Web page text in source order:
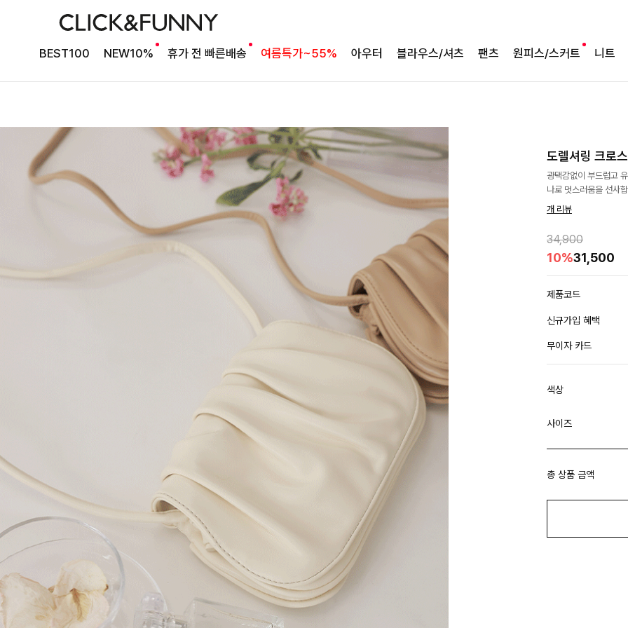
BEST100 NEW10% 휴가 전 빠른배송 여름특가~55% 아우터 블라우스/셔츠 팬츠 원피스/스커트 니트
도렐셔링 크로
광택감없이 부드럽고
나로 멋스러움을 선사
개 리뷰
34,900
10%31,500
제품코드
신규가입 혜택
무이자 카드
색상
사이즈
총 상품 금액